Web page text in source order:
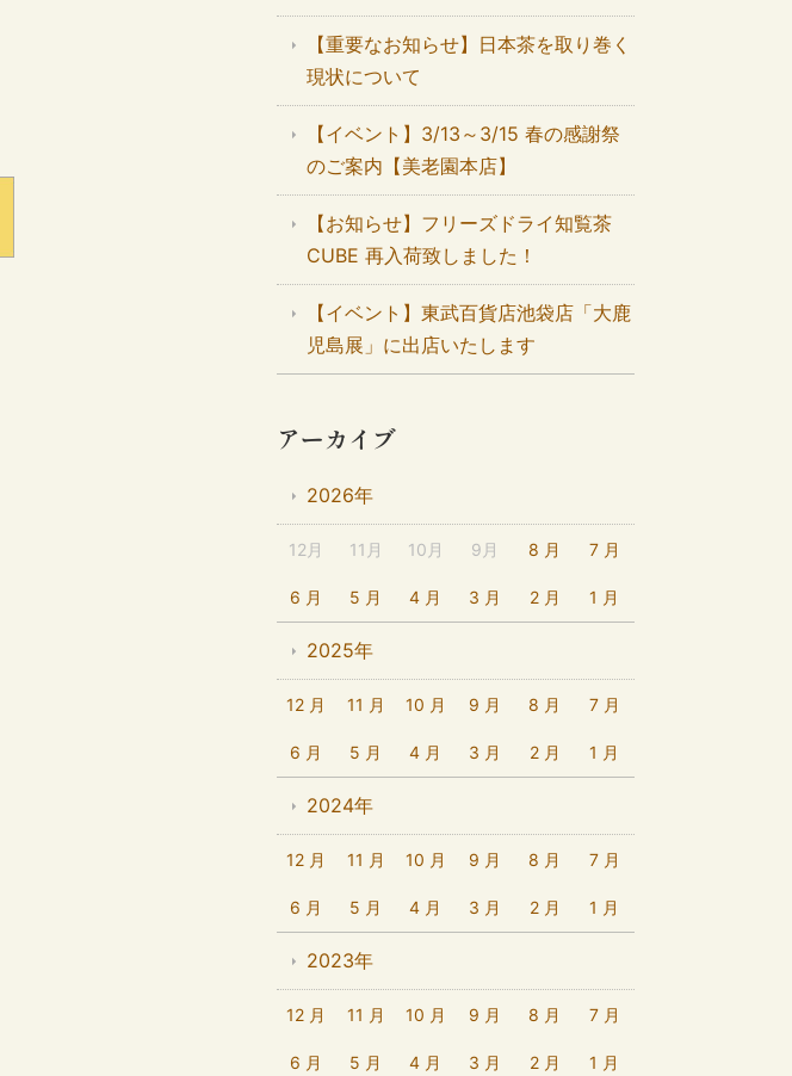
【重要なお知らせ】日本茶を取り巻く
現状について
【イベント】3/13～3/15 春の感謝祭
のご案内【美老園本店】
【お知らせ】フリーズドライ知覧茶
CUBE 再入荷致しました！
【イベント】東武百貨店池袋店「大鹿
児島展」に出店いたします
アーカイブ
2026年
12月 11月 10月 9月 8 月 7 月
6 月 5 月 4 月 3 月 2 月 1 月
2025年
12 月 11 月 10 月 9 月 8 月 7 月
6 月 5 月 4 月 3 月 2 月 1 月
2024年
12 月 11 月 10 月 9 月 8 月 7 月
6 月 5 月 4 月 3 月 2 月 1 月
2023年
12 月 11 月 10 月 9 月 8 月 7 月
6 月 5 月 4 月 3 月 2 月 1 月